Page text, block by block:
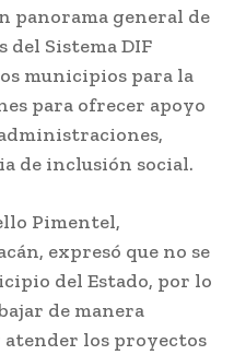
panorama general de
del Sistema DIF
municipios para la
para ofrecer apoyo
de inclusión social.
Pimentel,
expresó que no se
del Estado, por lo
de manera
los proyectos